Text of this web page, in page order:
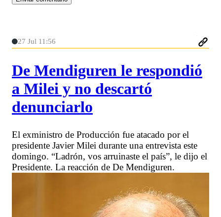
27 Jul 11:56
De Mendiguren le respondió
a Milei y no descartó
denunciarlo
El exministro de Producción fue atacado por el
presidente Javier Milei durante una entrevista este
domingo. “Ladrón, vos arruinaste el país”, le dijo el
Presidente. La reacción de De Mendiguren.